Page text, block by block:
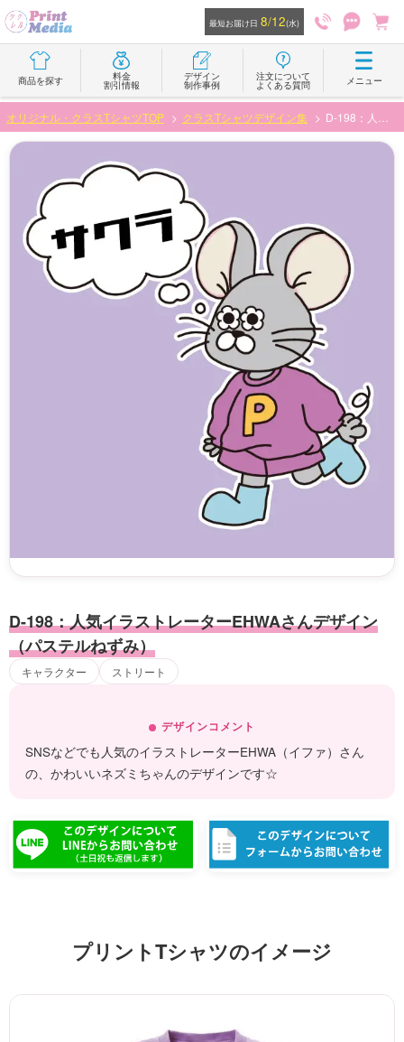
最短お届け日 8/12(水)
商品を探す 料金
割引情報
デザイン
制作事例
注文について
よくある質問 メニュー
オリジナル・クラスTシャツTOP クラスTシャツデザイン集
D-198：人気イラストレーターEHWAさんデザイン
（パステルねずみ）
キャラクター ストリート
デザインコメント
SNSなどでも人気のイラストレーターEHWA（イファ）さん
の、かわいいネズミちゃんのデザインです☆
プリントTシャツのイメージ